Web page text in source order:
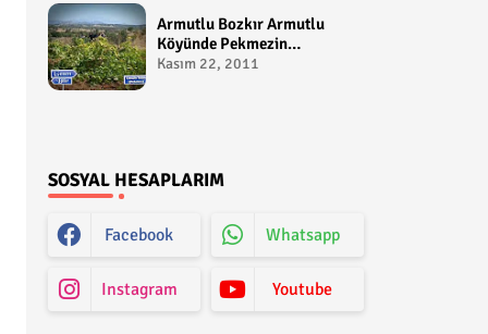
Armutlu Bozkır Armutlu
Köyünde Pekmezin
Hikayesi:Gezen Bilir Kontv
Kasım 22, 2011
SOSYAL HESAPLARIM
Facebook Whatsapp
Instagram Youtube